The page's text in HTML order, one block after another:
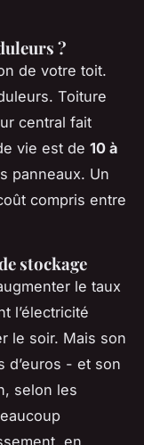
?
de votre toit.
Toiture
central fait
vie est de 10 à
panneaux. Un
compris entre
stockage
le taux
l’électricité
le soir. Mais son
d’euros - et son
selon les